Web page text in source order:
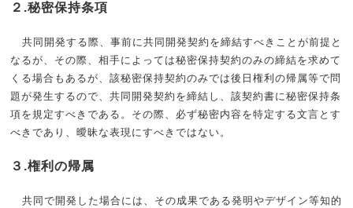
２.秘密保持条項
共同開発する際、事前に共同開発契約を締結すべきことが前提と
なるが、その際、相手によっては秘密保持契約のみの締結を求めて
くる場合もあるが、該秘密保持契約のみでは後日権利の帰属等で問
題が発生するので、共同開発契約を締結し、該契約書に秘密保持条
項を規定すべきである。その際、必ず秘密内容を特定する文言とす
べきであり、曖昧な表現にすべきではない。
３.権利の帰属
共同で開発した場合には、その成果である発明やデザイン等知的